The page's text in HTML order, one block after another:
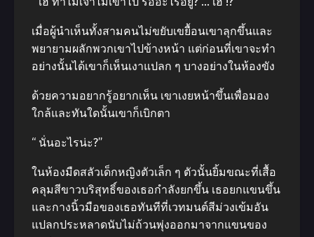
เมื่อผู้นำเห็นทั้งสามคนไม่ขยับเขยื้อนเขาลุกขึ้นและ
พยายามผลักพวกเขาไปข้างหน้า แต่ก่อนที่เขาจะทำ
อย่างนั้นได้เขาก็เห็นเงาแปลก ๆ บางอย่างในห้องขัง
ด้วยความอยากรู้อยากเห็น เขาเงยหน้าขึ้นเพื่อมอง
ใกล้และทันใดนั้นเขาก็เบิกตา
“ นั่นอะไรน่ะ?”
ในห้องมืดสลัวเด็กหญิงตัวเล็ก ๆ ตัวนั้นยิ้มขณะที่เสื้อ
คลุมสีขาวบริสุทธิ์ของเธอกำลังยกขึ้น เธอยกแขนขึ้น
และกางนิ้วมือของเธอทันทีที่เวทมนต์สีม่วงเข้มอัน
แปลกประหลาดนับไม่ถ้วนพุ่งออกมาจากแขนของ